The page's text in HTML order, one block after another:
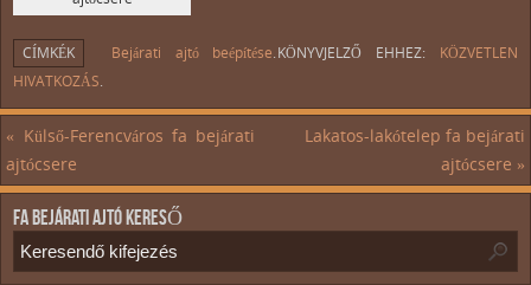
CÍMKÉK Bejárati ajtó beépítése.KÖNYVJELZŐ EHHEZ: KÖZVETLEN
HIVATKOZÁS.
« Külső-Ferencváros fa bejárati
ajtócsere
Lakatos-lakótelep fa bejárati
ajtócsere »
FA BEJÁRATI AJTÓ KERESŐ